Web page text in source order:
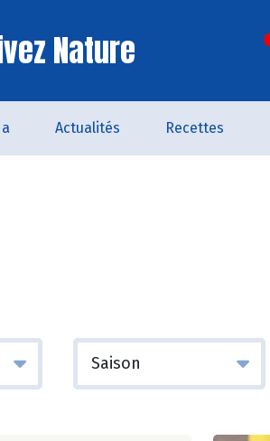
Nature
Actualités Recettes